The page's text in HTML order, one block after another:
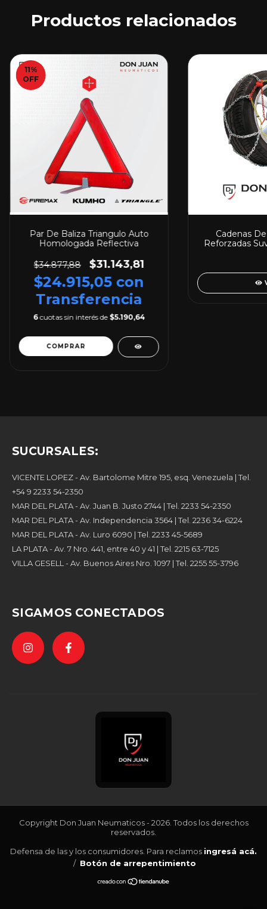
Productos relacionados
11%
OFF
Par De Baliza Triangulo Auto
Homologada Reflectiva
$34.877,88
$31.143,81
$24.915,05 con
Transferencia
6 cuotas sin interés de $5.190,64
Cadenas
Reforzadas
SUCURSALES:
SIGAMOS CONECTADOS
Copyright Don Juan Neumaticos - 2026. Todos los derechos
reservados.
Defensa de las y los consumidores. Para reclamos ingresá acá.
/ Botón de arrepentimiento